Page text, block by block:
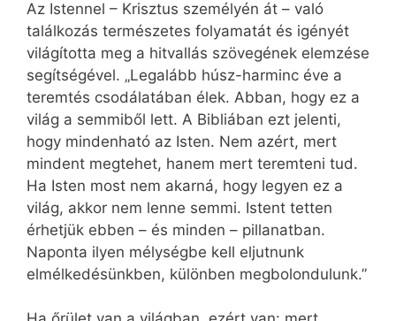
Az Istennel – Krisztus személyén át – való
találkozás természetes folyamatát és igényét
világította meg a hitvallás szövegének elemzése
segítségével. „Legalább húsz-harminc éve a
teremtés csodálatában élek. Abban, hogy ez a
világ a semmiből lett. A Bibliában ezt jelenti,
hogy mindenható az Isten. Nem azért, mert
mindent megtehet, hanem mert teremteni tud.
Ha Isten most nem akarná, hogy legyen ez a
világ, akkor nem lenne semmi. Istent tetten
érhetjük ebben – és minden – pillanatban.
Naponta ilyen mélységbe kell eljutnunk
elmélkedésünkben, különben megbolondulunk.”